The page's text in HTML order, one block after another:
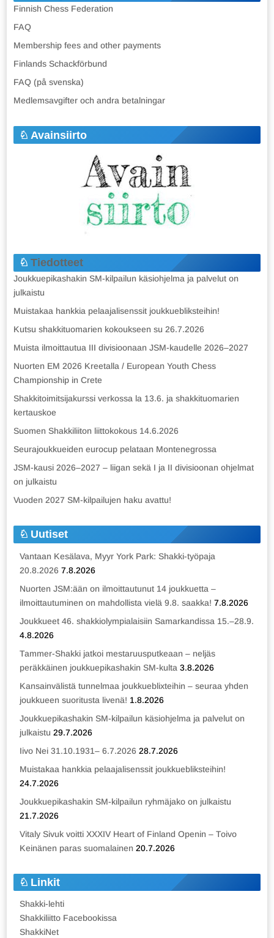
Finnish Chess Federation
FAQ
Membership fees and other payments
Finlands Schackförbund
FAQ (på svenska)
Medlemsavgifter och andra betalningar
Avainsiirto
Tiedotteet
Joukkuepikashakin SM-kilpailun käsiohjelma ja palvelut on
julkaistu
Muistakaa hankkia pelaajalisenssit joukkuebliksteihin!
Kutsu shakkituomarien kokoukseen su 26.7.2026
Muista ilmoittautua III divisioonaan JSM-kaudelle 2026–2027
Nuorten EM 2026 Kreetalla / European Youth Chess
Championship in Crete
Shakkitoimitsijakurssi verkossa la 13.6. ja shakkituomarien
kertauskoe
Suomen Shakkiliiton liittokokous 14.6.2026
Seurajoukkueiden eurocup pelataan Montenegrossa
JSM-kausi 2026–2027 – liigan sekä I ja II divisioonan ohjelmat
on julkaistu
Vuoden 2027 SM-kilpailujen haku avattu!
Uutiset
Vantaan Kesälava, Myyr York Park: Shakki-työpaja
20.8.2026 7.8.2026
Nuorten JSM:ään on ilmoittautunut 14 joukkuetta –
ilmoittautuminen on mahdollista vielä 9.8. saakka! 7.8.2026
Joukkueet 46. shakkiolympialaisiin Samarkandissa 15.–28.9.
4.8.2026
Tammer-Shakki jatkoi mestaruusputkeaan – neljäs
peräkkäinen joukkuepikashakin SM-kulta 3.8.2026
Kansainvälistä tunnelmaa joukkueblixteihin – seuraa yhden
joukkueen suoritusta livenä! 1.8.2026
Joukkuepikashakin SM-kilpailun käsiohjelma ja palvelut on
julkaistu 29.7.2026
Iivo Nei 31.10.1931– 6.7.2026 28.7.2026
Muistakaa hankkia pelaajalisenssit joukkuebliksteihin!
24.7.2026
Joukkuepikashakin SM-kilpailun ryhmäjako on julkaistu
21.7.2026
Vitaly Sivuk voitti XXXIV Heart of Finland Openin – Toivo
Keinänen paras suomalainen 20.7.2026
Linkit
Shakki-lehti
Shakkiliitto Facebookissa
ShakkiNet